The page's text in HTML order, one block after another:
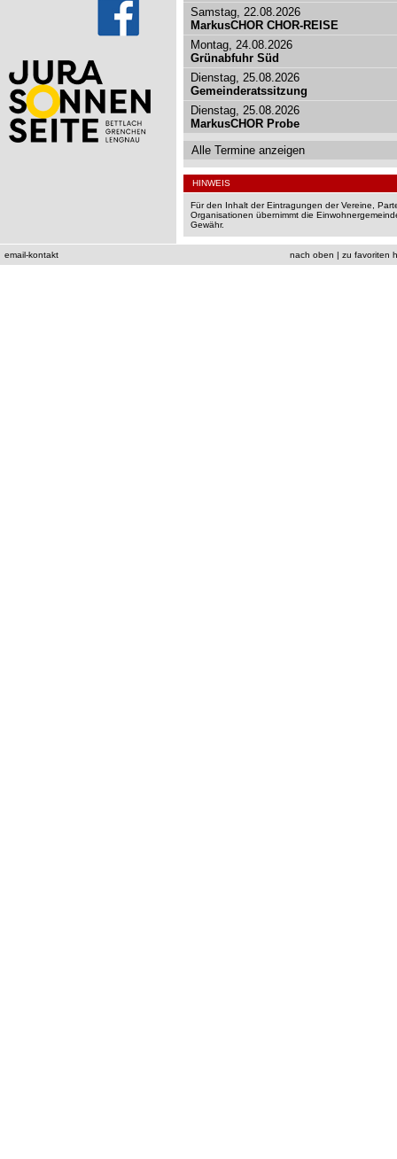
Samstag, 22.08.2026
MarkusCHOR CHOR-REISE
Montag, 24.08.2026
Grünabfuhr Süd
Dienstag, 25.08.2026
Gemeinderatssitzung
Dienstag, 25.08.2026
MarkusCHOR Probe
Alle Termine anzeigen
HINWEIS
Für den Inhalt der Eintragungen der Vereine,
Organisationen übernimmt die
Gewähr.
email-kontakt nach oben | zu favoriten